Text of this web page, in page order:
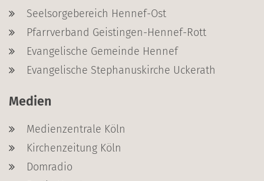
Seelsorgebereich Hennef-Ost
Pfarrverband Geistingen-Hennef-Rott
Evangelische Gemeinde Hennef
Evangelische Stephanuskirche Uckerath
Medien
Medienzentrale Köln
Kirchenzeitung Köln
Domradio